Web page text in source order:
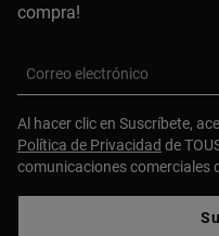
compra!
Correo electrónico
Al hacer clic en Suscríbete,
Política de Privacidad de
comunicaciones comerciales